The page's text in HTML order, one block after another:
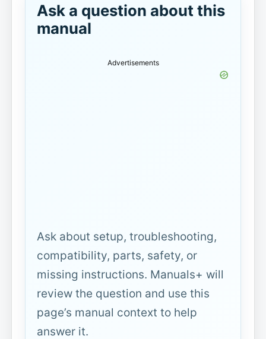
Ask a question about this
manual
Advertisements
Ask about setup, troubleshooting,
compatibility, parts, safety, or
missing instructions. Manuals+ will
review the question and use this
page’s manual context to help
answer it.